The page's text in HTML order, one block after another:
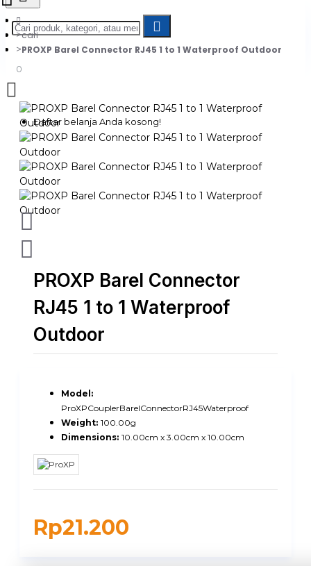
0
Daftar belanja Anda kosong!
cari
PROXP Barel Connector RJ45 1 to 1 Waterproof Outdoor
PROXP Barel Connector
RJ45 1 to 1 Waterproof
Outdoor
Rp21.200
Model:
ProXPCouplerBarelConnectorRJ45Waterproof
Weight: 100.00g
Dimensions: 10.00cm x 3.00cm x 10.00cm